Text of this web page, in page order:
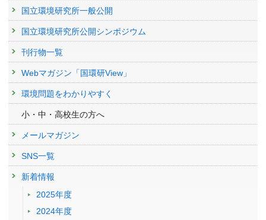
国立環境研究所一般公開
国立環境研究所公開シンポジウム
刊行物一覧
Webマガジン「国環研View」
環境問題をわかりやすく
小・中・高校生の方へ
メールマガジン
SNS一覧
新着情報
2025年度
2024年度